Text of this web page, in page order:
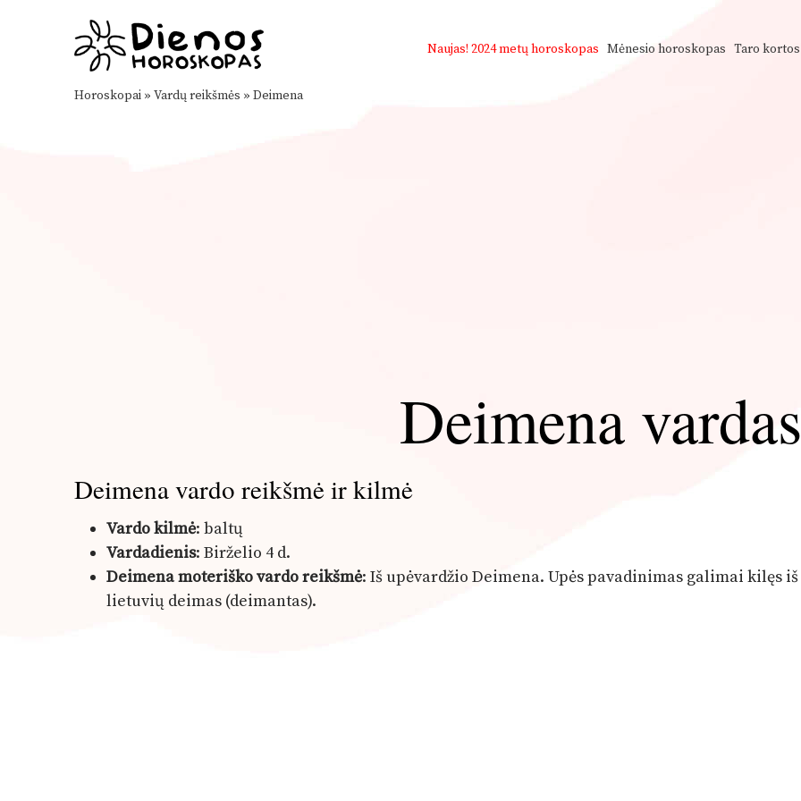
Naujas! 2024 metų horoskopas Mėnesio horoskopas Taro kortos
Horoskopai » Vardų reikšmės » Deimena
Deimena vardas
Deimena vardo reikšmė ir kilmė
Vardo kilmė: baltų
Vardadienis: Birželio 4 d.
Deimena moteriško vardo reikšmė: Iš upėvardžio Deimena. Upės pavadinimas galimai kilęs iš
lietuvių deimas (deimantas).